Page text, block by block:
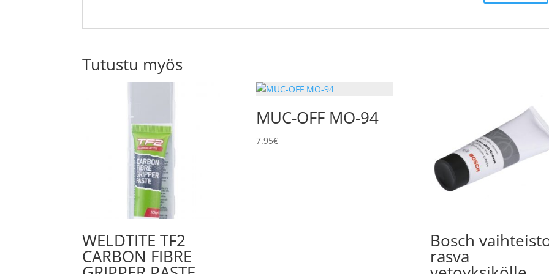
Tutustu myös
WELDTITE TF2
CARBON FIBRE
MUC-OFF MO-94
7.95€
Bosch
rasva